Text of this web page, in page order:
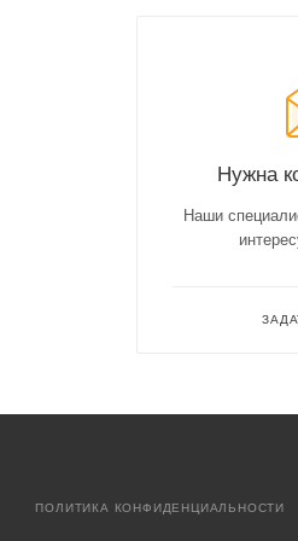
Нужна
Наши
ПОЛИТИКА КОНФИДЕНЦИАЛЬНОСТИ